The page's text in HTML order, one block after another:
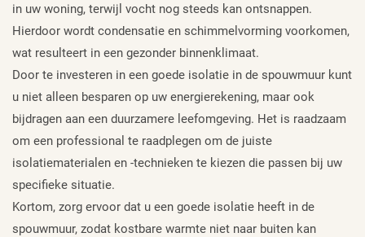
in uw woning, terwijl vocht nog steeds kan ontsnappen.
Hierdoor wordt condensatie en schimmelvorming voorkomen,
wat resulteert in een gezonder binnenklimaat.
Door te investeren in een goede isolatie in de spouwmuur kunt
u niet alleen besparen op uw energierekening, maar ook
bijdragen aan een duurzamere leefomgeving. Het is raadzaam
om een professional te raadplegen om de juiste
isolatiematerialen en -technieken te kiezen die passen bij uw
specifieke situatie.
Kortom, zorg ervoor dat u een goede isolatie heeft in de
spouwmuur, zodat kostbare warmte niet naar buiten kan